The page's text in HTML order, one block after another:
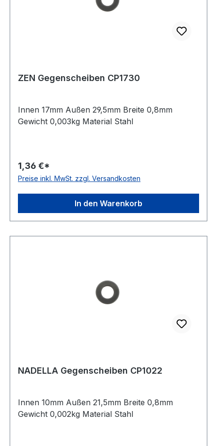
ZEN Gegenscheiben CP1730
Innen 17mm Außen 29,5mm Breite 0,8mm
Gewicht 0,003kg Material Stahl
1,36 €*
Preise inkl. MwSt. zzgl. Versandkosten
In den Warenkorb
NADELLA Gegenscheiben CP1022
Innen 10mm Außen 21,5mm Breite 0,8mm
Gewicht 0,002kg Material Stahl